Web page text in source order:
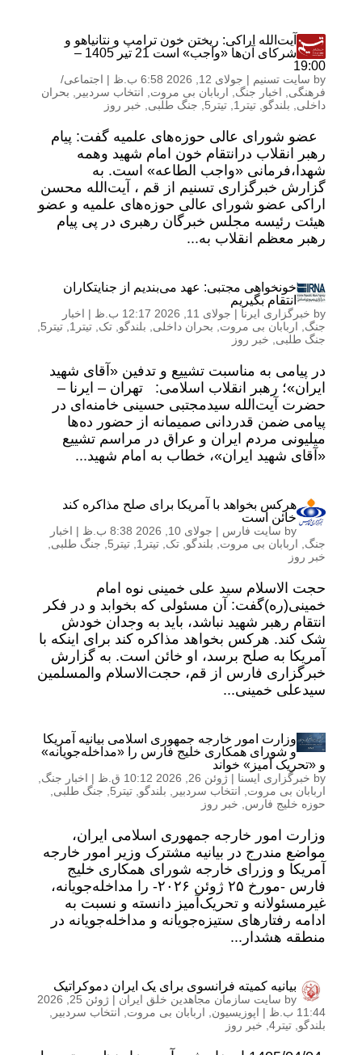
آیت‌الله اراکی: ریختن خون ترامپ و نتانیاهو و
شرکای آن‌ها «واجب» است 21 تير 1405 –
19:00
by سایت تسنیم | جولای 12, 2026 6:58 ب.ظ | اجتماعی/
فرهنگی
اخبار جنگ اربابان بی مروت انتخاب سردبیر
بحران
داخلی
بلندگو تیتر1 تیتر5 جنگ طلبی خبر روز
عضو شورای عالی حوزه‌های علمیه گفت: پیام
رهبر انقلاب درانتقام خون امام شهید وهمه
شهدا،فرمانی «واجب الطاعه» است. به
گزارش خبرگزاری تسنیم از قم ، آیت‌الله محسن
اراکی عضو شورای عالی حوزه‌های علمیه و عضو
هیئت رئیسه مجلس خبرگان رهبری در پی پیام
رهبر معظم انقلاب به...
خونخواهی مجتبی: عهد می‌بندیم از جنایتکاران
انتقام بگیریم
by خبرگزاری ایرنا | جولای 11, 2026 12:17 ب.ظ | اخبار
جنگ
اربابان بی مروت بحران داخلی بلندگو تک تیتر1 تیتر5
جنگ طلبی
خبر روز
در پیامی به‌ مناسبت تشییع و تدفین «آقای شهید
ایران»؛ رهبر انقلاب اسلامی: تهران – ایرنا –
حضرت آیت‌الله سیدمجتبی حسینی خامنه‌ای در
پیامی ضمن قدردانی صمیمانه از حضور ده‌ها
میلیونی مردم ایران و عراق در مراسم تشییع
«آقای شهید ایران»، خطاب به امام شهید...
هرکس بخواهد با آمریکا برای صلح مذاکره کند
خائن است
by سایت فارس | جولای 10, 2026 8:38 ب.ظ | اخبار
جنگ
اربابان بی مروت بلندگو تک تیتر1 تیتر5 جنگ طلبی
خبر روز
حجت الاسلام سید علی خمینی نوه امام
خمینی(ره)گفت: آن مسئولی که بخوابد و در فکر
انتقام رهبر شهید نباشد، باید به وجدان خودش
شک کند. هرکس بخواهد مذاکره کند برای اینکه با
آمریکا به صلح برسد، او خائن است. به گزارش
خبرگزاری فارس از قم، حجت‌الاسلام والمسلمین
سیدعلی خمینی...
وزارت امور خارجه جمهوری اسلامی بیانیه آمریکا
و شورای همکاری خلیج فارس را «مداخله‌جویانه»
و «تحریک آمیز» خواند
by خبرگزاری ایسنا | ژوئن 26, 2026 10:12 ق.ظ | اخبار جنگ
اربابان بی مروت
انتخاب سردبیر بلندگو تیتر5 جنگ طلبی
حوزه خلیج فارس
خبر روز
وزارت امور خارجه جمهوری اسلامی ایران،
مواضع مندرج در بیانیه مشترک وزیر امور خارجه
آمریکا و وزرای خارجه شورای همکاری خلیج
فارس -مورخ ۲۵ ژوئن ۲۰۲۶- را مداخله‌جویانه،
غیرمسئولانه و تحریک‌آمیز دانسته و نسبت به
ادامه رفتارهای ستیزه‌جویانه و مداخله‌جویانه در
منطقه هشدار...
بیانیه کمیته فرانسوی برای یک ایران دموکراتیک
by سایت سازمان مجاهدین خلق ایران |
ژوئن 25, 2026
11:44 ب.ظ
| اپوزیسیون اربابان بی مروت انتخاب سردبیر
بلندگو تیتر4 , خبر روز